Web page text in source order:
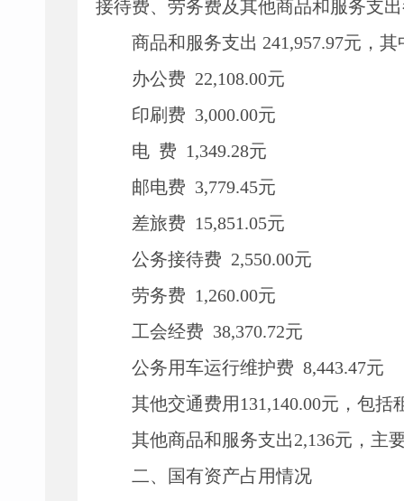
接待费、劳务费及其他商品和服务支
商品和服务支出 241,957.97元，其
办公费 22,108.00元
印刷费 3,000.00元
电 费 1,349.28元
邮电费 3,779.45元
差旅费 15,851.05元
公务接待费 2,550.00元
劳务费 1,260.00元
工会经费 38,370.72元
公务用车运行维护费 8,443.47元
其他交通费用 131,140.00元，包括
其他商品和服务支出2,136元，主
二、国有资产占用情况